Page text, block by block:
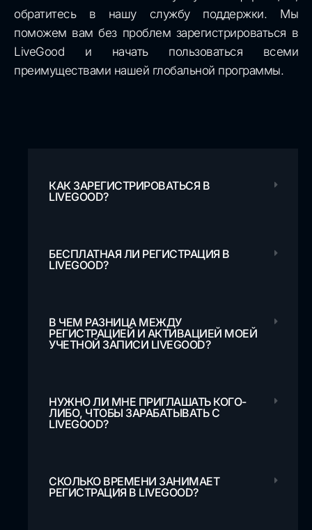
обратитесь в нашу службу поддержки. Мы
поможем вам без проблем зарегистрироваться в
LiveGood и начать пользоваться всеми
преимуществами нашей глобальной программы.
КАК ЗАРЕГИСТРИРОВАТЬСЯ В
LIVEGOOD?
БЕСПЛАТНАЯ ЛИ РЕГИСТРАЦИЯ В
LIVEGOOD?
В ЧЕМ РАЗНИЦА МЕЖДУ
РЕГИСТРАЦИЕЙ И АКТИВАЦИЕЙ МОЕЙ
УЧЕТНОЙ ЗАПИСИ LIVEGOOD?
НУЖНО ЛИ МНЕ ПРИГЛАШАТЬ КОГО-
ЛИБО, ЧТОБЫ ЗАРАБАТЫВАТЬ С
LIVEGOOD?
СКОЛЬКО ВРЕМЕНИ ЗАНИМАЕТ
РЕГИСТРАЦИЯ В LIVEGOOD?